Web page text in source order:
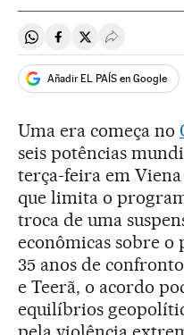
Compartir en Whatsapp
Compartir en
Compartir en
Desplegar
Añadir EL PAÍS en Google
Uma era começa no
seis potências
terça-feira em Viena
que limita o
troca de uma
econômicas sobre
35 anos de
e Teerã, o acordo
equilíbrios